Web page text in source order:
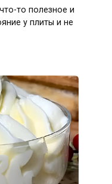
то полезное и
у плиты и не